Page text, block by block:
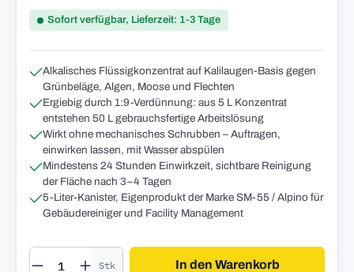
Sofort verfügbar, Lieferzeit: 1-3 Tage
Alkalisches Flüssigkonzentrat auf Kalilaugen-Basis gegen
Grünbeläge, Algen, Moose und Flechten
Ergiebig durch 1:9-Verdünnung: aus 5 L Konzentrat
entstehen 50 L gebrauchsfertige Arbeitslösung
Wirkt ohne mechanisches Schrubben – Auftragen,
einwirken lassen, mit Wasser abspülen
Mindestens 24 Stunden Einwirkzeit, sichtbare Reinigung
der Fläche nach 3–4 Tagen
5-Liter-Kanister, Eigenprodukt der Marke SM-55 / Alpino für
Gebäudereiniger und Facility Management
Produkt Anzahl: Gib den gewünschten
Stk In den Warenkorb